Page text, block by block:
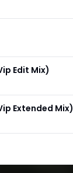
Edit Mix)
Extended Mix)